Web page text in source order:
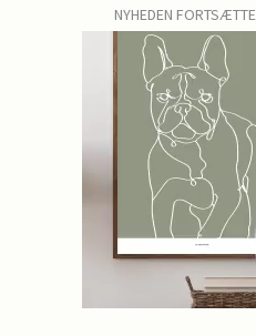
NYHEDEN